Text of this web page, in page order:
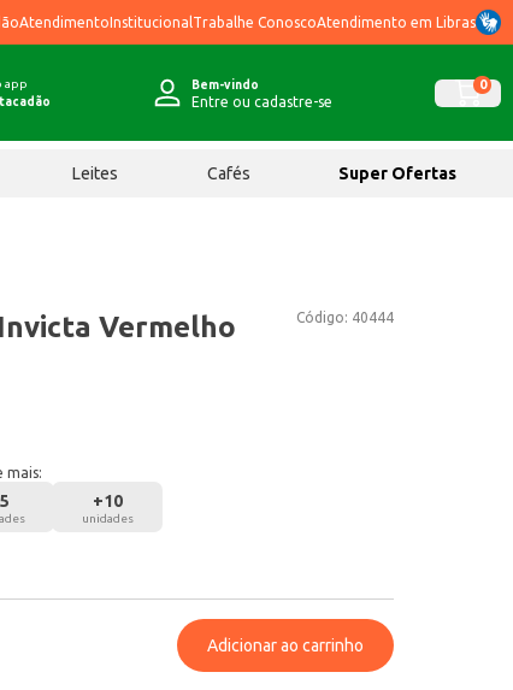
AtendimentoInstitucional Trabalhe ConoscoAtendimento em Libras
app
Bem-vindo
Entre ou cadastre-se
0
Leites Cafés Super Ofertas
Código: 40444
Vermelho
mais:
5 +10
unidades
Adicionar ao carrinho